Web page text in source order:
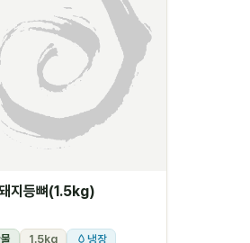
지등뼈(1.5kg)
1.5kg 냉장